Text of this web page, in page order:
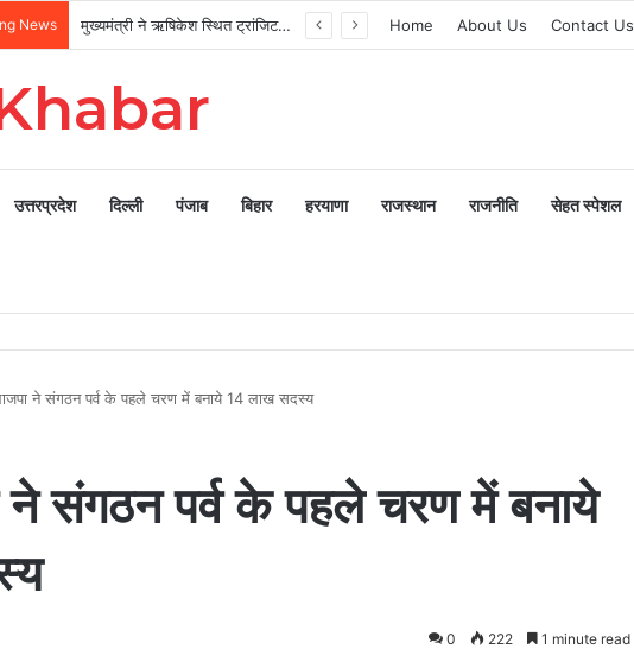
News मुख्यमंत्री ने ऋषिकेश स्थित ट्रांजिट कैंप का किया औचक निरीक्षण Home About Us Contact Us
उत्तरप्रदेश दिल्ली पंजाब बिहार हरयाणा राजस्थान राजनीति सेहत स्पेशल
ने संगठन पर्व के पहले चरण में बनाये 14 लाख सदस्य
ने संगठन पर्व के पहले चरण में बनाये
0 222 1 minute read